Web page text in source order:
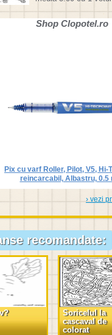
Shop Clopotel.ro
Pix cu varf Roller, Pilot, V5, Hi-
reincarcabil, Albastru, 0.5
› vezi
recomandate:
Soricelul la
cascaval de
colorat